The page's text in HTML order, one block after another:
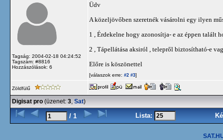
Tagság: 2004-02-18 04:24:52
Tagszám: #8816
Hozzászólások: 6
Üdv
A közeljövőben szeretnék vásárolni egy ilyen
1 , Érdekelne hogy azonosítja- e az éppen talált
2 , Tápellátása aksiról , telepről biztosítható-e
Előre is köszönettel
[válaszok erre: #2 #3]
Zöldfülű
Digisat pro (üzenet: 3, Sat)
/ 1 Lista: